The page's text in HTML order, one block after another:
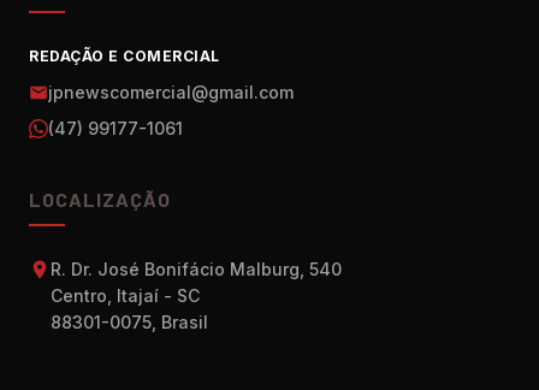
REDAÇÃO E COMERCIAL
jpnewscomercial@gmail.com
(47) 99177-1061
LOCALIZAÇÃO
R. Dr. José Bonifácio Malburg, 540
Centro, Itajaí - SC
88301-0075, Brasil